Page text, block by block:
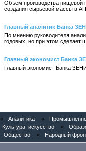
Объём производства пищевой
создания сырьевой массы в
Главный аналитик Банка
По мнению руководителя
годовых, но при этом сделает
Главный экономист Банка
Главный экономист Банка
« Аналитика «
Культура, искусство «
Общество « Народный